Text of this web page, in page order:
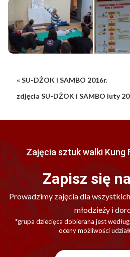
« SU-DŻOK i SAMBO 2016r.
zdjęcia SU-DŻOK i SAMBO luty
Zajęcia sztuk walki Kung
Zapisz się
Prowadzimy zajęcia dla
młodzieży i
*grupa dziecięca dobierana jest
oceny możliwości